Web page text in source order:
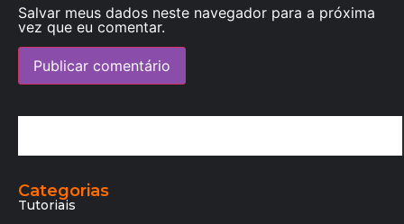
Salvar meus dados neste navegador para a próxima
vez que eu comentar.
Categorias
Tutoriais